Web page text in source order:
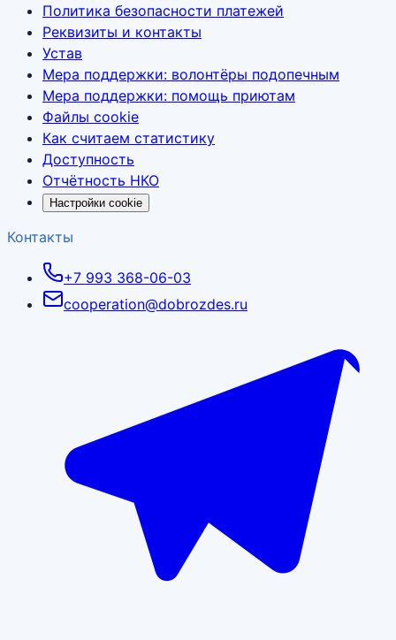
Политика безопасности платежей
Реквизиты и контакты
Устав
Мера поддержки: волонтёры подопечным
Мера поддержки: помощь приютам
Файлы cookie
Как считаем статистику
Доступность
Отчётность НКО
Настройки cookie
Контакты
+7 993 368-06-03
cooperation@dobrozdes.ru